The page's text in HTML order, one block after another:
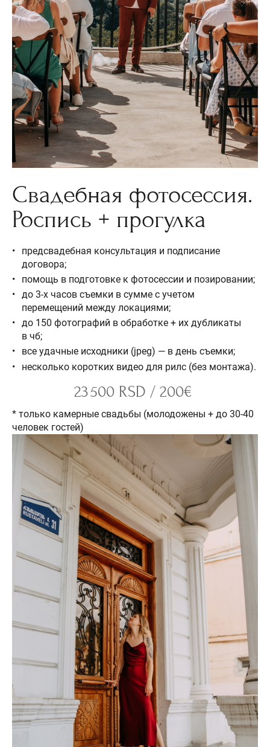
Свадебная фотосессия.
Роспись + прогулка
предсвадебная консультация и подписание
договора;
помощь в подготовке к фотосессии и позировании;
до 3-х часов съемки в сумме с учетом
перемещений между локациями;
до 150 фотографий в обработке + их дубликаты
в чб;
все удачные исходники (jpeg) — в день съемки;
несколько коротких видео для рилс (без монтажа).
23 500 RSD / 200€
* только камерные свадьбы (молодожены + до 30-40
человек гостей)